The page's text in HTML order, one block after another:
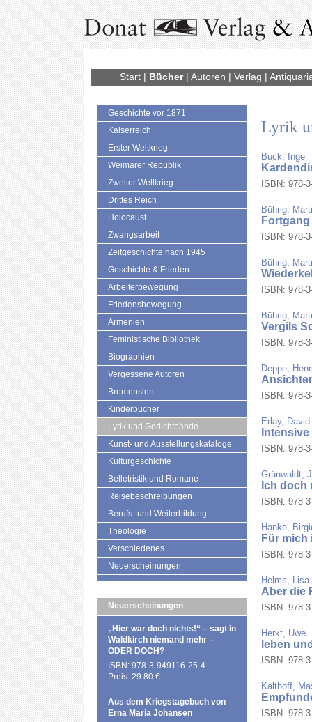
Start| Bücher| Autoren | Verlag |
Geschichte vor 1871
Kaiserreich
Erster Weltkrieg
Weimarer Republik
Zweiter Weltkrieg
Drittes Reich
Holocaust
Zwangsarbeit
Zeitgeschichte nach 1945
Geschichte & Frieden
Arbeiterbewegung
Friedensbewegung
Armenien
Feministische Bibliothek
Biographien
Vergessene Autoren
Bremensien
Kinderbücher
Lyrik und Gedichtbände
Kunst- und Ausstellungskataloge
Kulturgeschichte
Belletristik und Romane
Reisebeschreibungen
Berufs- und Weiterbildung
Theologie
Verschiedenes
Neuerscheinungen
Neuerscheinungen
„Hier war doch nichts!“ – sagt in
Waldkirch niemand mehr –
ODER DOCH?
ISBN: 978-3-949116-25-4
Preis: 29.80 €
Aus dem Kriegstagebuch von
Erna Maria Johansen
Lyrik
Buck, Inge
ISBN: 978-
Bührig,
ISBN: 978-
Bührig,
ISBN: 978-
Bührig,
Vergils
ISBN: 978-
Deppe,
ISBN: 978-
Erlay, David
ISBN: 978-
Grünwaldt,
Ich doch
ISBN: 978-
Hanke,
Für mich
ISBN: 978-
Helms, Lisa
Aber die
ISBN: 978-
Herkt, Uwe
leben
ISBN: 978-
Kalthoff,
ISBN: 978-